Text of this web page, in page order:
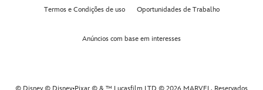
Termos e Condições de uso Oportunidades de Trabalho
Anúncios com base em interesses